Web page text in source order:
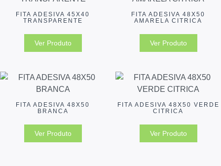
FITA ADESIVA 45X40
TRANSPARENTE
Ver Produto
FITA ADESIVA 48X50
AMARELA CITRICA
Ver Produto
FITA ADESIVA 48X50
BRANCA
Ver Produto
FITA ADESIVA 48X50 VERDE
CITRICA
Ver Produto